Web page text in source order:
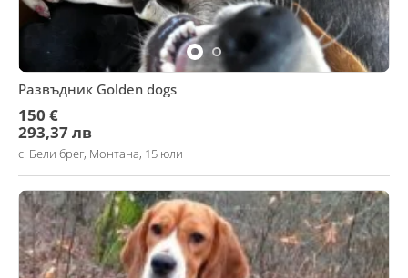
Развъдник Golden dogs
150 €
293,37 лв
с. Бели брег, Монтана, 15 юли